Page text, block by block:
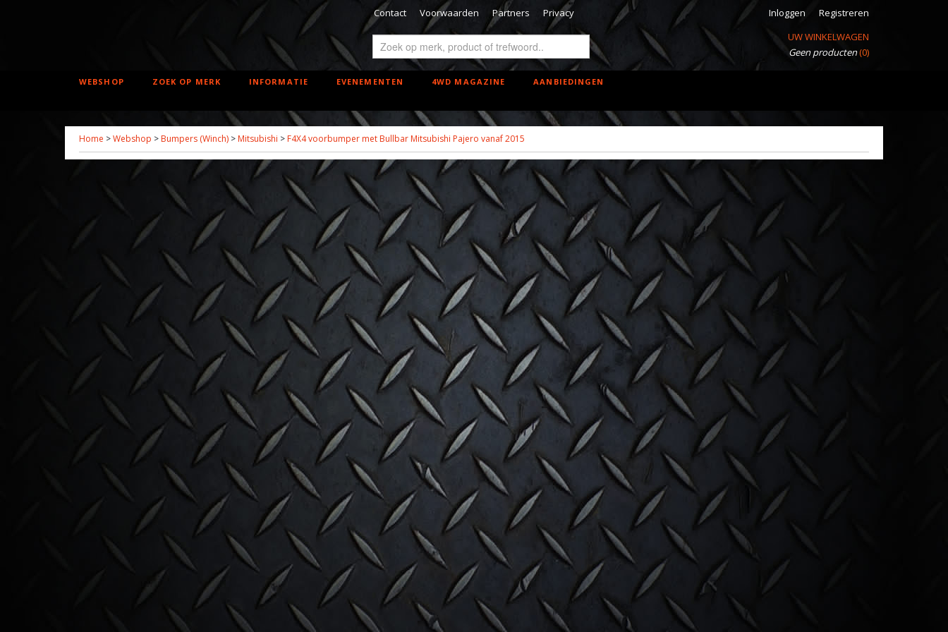
Contact Voorwaarden Partners Privacy Inloggen
Registreren
UW WINKELWAGEN
Geen producten(0)
WEBSHOP ZOEK OP MERK INFORMATIE EVENEMENTEN 4WD MAGAZINE AANBIEDINGEN
Home >Webshop > Bumpers (Winch) > Mitsubishi > F4X4 voorbumper met Bullbar Mitsubishi Pajero vanaf 2015
Alleen op bestelling
F4X4 voorbumper met Bullbar
Mitsubishi Pajero vanaf 2015
€ 1.240,00 (inclusief btw 21%)
Levertijd 1 - 4 werkdagen of 2 - 6 weken
Aantal
IN WINKELWAGEN
Specificaties
Bruto gewicht 40,00 Kg
Omschrijving
F4X4 voorbumper met Bullbar
Mitsubishi Pajero vanaf 2015
F4X4 voorbumper met Bullbar Mitsubishi Pajero vanaf 2015
Bumper ontworpen voor Mitsubishi Pajero vanaf 2015. De hoofdstructuur
van de bumper
is gemaakt van 3 mm dik plaatstaalen de plaat voor de lier en wordt bevestigd aan het
frame
van 5 mmmetaalplaat . Het product wordt eerst met een laser gesneden en
vervolgens op een CNC-kantbank gebogen en dejuiste vorm wordt verkregen tijdens
Ook interessant
F4X4 voorbumper
ZONDER Bullbar
Mitsubishi Pajero vanaf
€ 1.100,00
ZONDER bullbar Terrano